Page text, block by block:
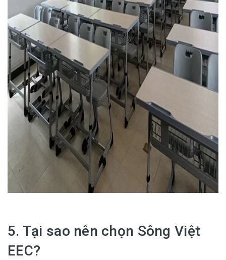
5. Tại sao nên chọn Sông Việt
EEC?